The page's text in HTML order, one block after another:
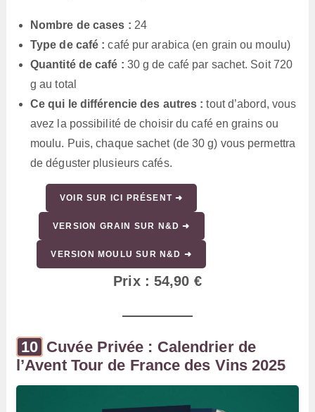
Nombre de cases : 24
Type de café : café pur arabica (en grain ou moulu)
Quantité de café : 30 g de café par sachet. Soit 720
g au total
Ce qui le différencie des autres : tout d’abord, vous
avez la possibilité de choisir du café en grains ou
moulu. Puis, chaque sachet (de 30 g) vous permettra
de déguster plusieurs cafés.
VOIR SUR ICI PRÉSENT ➜
VERSION GRAIN SUR N&D ➜
VERSION MOULU SUR N&D ➜
Prix : 54,90 €
Cuvée Privée : Calendrier de
l’Avent Tour de France des Vins 2025